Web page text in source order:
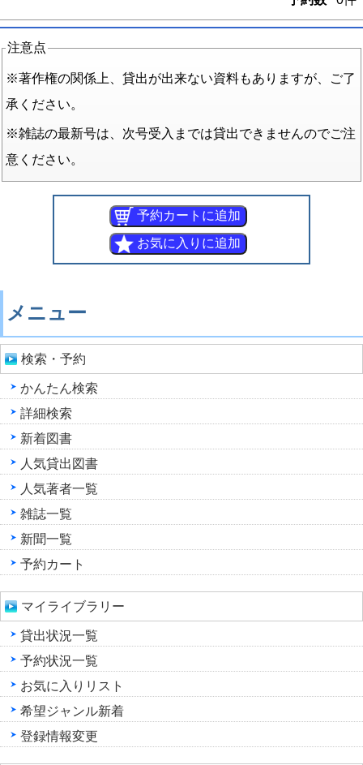
注意点
※著作権の関係上、貸出が出来ない資料もありますが、ご了
承ください。
※雑誌の最新号は、次号受入までは貸出できませんのでご注
意ください。
メニュー
検索・予約
かんたん検索
詳細検索
新着図書
人気貸出図書
人気著者一覧
雑誌一覧
新聞一覧
予約カート
マイライブラリー
貸出状況一覧
予約状況一覧
お気に入りリスト
希望ジャンル新着
登録情報変更